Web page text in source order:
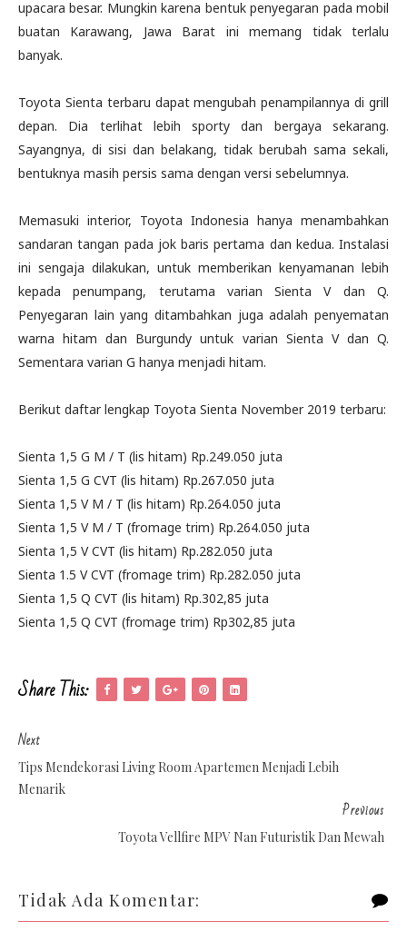
upacara besar. Mungkin karena bentuk penyegaran pada mobil
buatan Karawang, Jawa Barat ini memang tidak terlalu
banyak.
Toyota Sienta terbaru dapat mengubah penampilannya di grill
depan. Dia terlihat lebih sporty dan bergaya sekarang.
Sayangnya, di sisi dan belakang, tidak berubah sama sekali,
bentuknya masih persis sama dengan versi sebelumnya.
Memasuki interior, Toyota Indonesia hanya menambahkan
sandaran tangan pada jok baris pertama dan kedua. Instalasi
ini sengaja dilakukan, untuk memberikan kenyamanan lebih
kepada penumpang, terutama varian Sienta V dan Q.
Penyegaran lain yang ditambahkan juga adalah penyematan
warna hitam dan Burgundy untuk varian Sienta V dan Q.
Sementara varian G hanya menjadi hitam.
Berikut daftar lengkap Toyota Sienta November 2019 terbaru:
Sienta 1,5 G M / T (lis hitam) Rp.249.050 juta
Sienta 1,5 G CVT (lis hitam) Rp.267.050 juta
Sienta 1,5 V M / T (lis hitam) Rp.264.050 juta
Sienta 1,5 V M / T (fromage trim) Rp.264.050 juta
Sienta 1,5 V CVT (lis hitam) Rp.282.050 juta
Sienta 1.5 V CVT (fromage trim) Rp.282.050 juta
Sienta 1,5 Q CVT (lis hitam) Rp.302,85 juta
Sienta 1,5 Q CVT (fromage trim) Rp302,85 juta
Share This:
Next
Tips Mendekorasi Living Room Apartemen Menjadi Lebih
Menarik
Previous
Toyota Vellfire MPV Nan Futuristik Dan Mewah
Tidak Ada Komentar: